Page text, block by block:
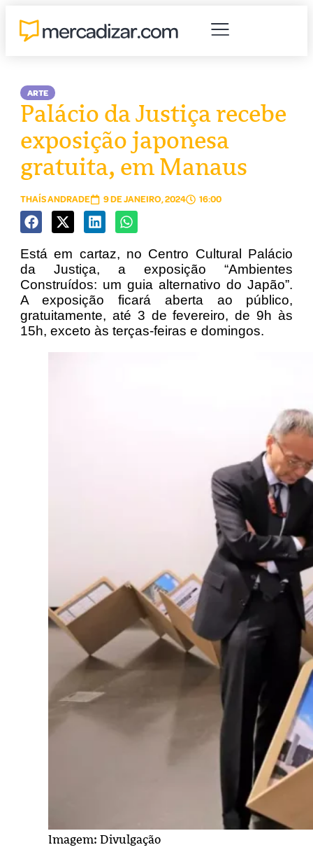
ARTE
Palácio da Justiça recebe
exposição japonesa
gratuita, em Manaus
THAÍS ANDRADE 9 DE JANEIRO, 2024 16:00
Está em cartaz, no Centro Cultural Palácio
da Justiça, a exposição “Ambientes
Construídos: um guia alternativo do Japão”.
A exposição ficará aberta ao público,
gratuitamente, até 3 de fevereiro, de 9h às
15h, exceto às terças-feiras e domingos.
Imagem: Divulgação